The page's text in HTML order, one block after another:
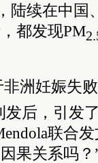
陆续在中国
都发现PM
洲妊娠失
后，引发
联合
果关系吗